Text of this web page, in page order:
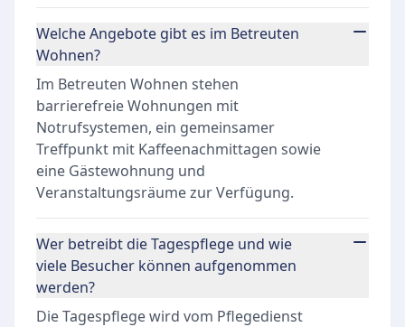
Welche Angebote gibt es im Betreuten
Wohnen?
Im Betreuten Wohnen stehen
barrierefreie Wohnungen mit
Notrufsystemen, ein gemeinsamer
Treffpunkt mit Kaffeenachmittagen sowie
eine Gästewohnung und
Veranstaltungsräume zur Verfügung.
Wer betreibt die Tagespflege und wie
viele Besucher können aufgenommen
werden?
Die Tagespflege wird vom Pflegedienst